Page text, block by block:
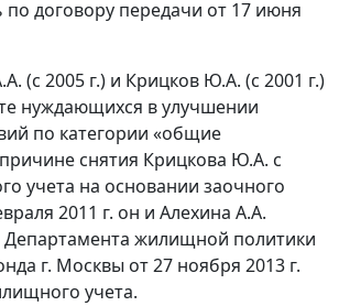
по договору передачи от 17 июня
(с 2005 г.) и Крицков Ю.А. (с 2001 г.)
нуждающихся в улучшении
по категории «общие
снятия Крицкова Ю.А. с
учета на основании заочного
2011 г. он и Алехина А.А.
жилищной политики
г. Москвы от 27 ноября 2013 г.
учета.